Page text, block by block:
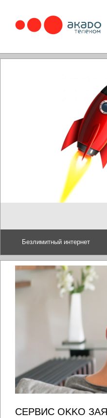
Безлимитный интернет
СЕРВИС ОKKO